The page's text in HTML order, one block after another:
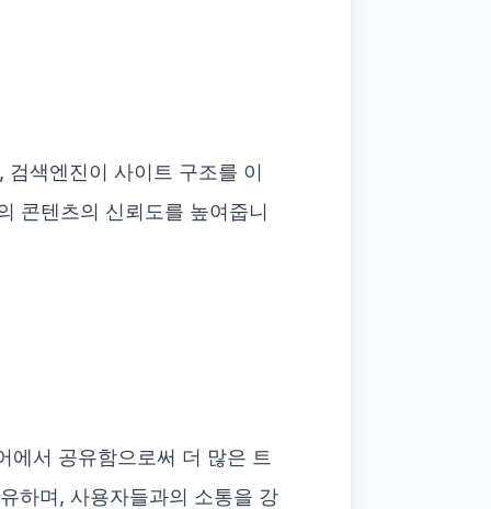
색엔진이 사이트 구조를 이
콘텐츠의 신뢰도를 높여줍니
에서 공유함으로써 더 많은 트
하며, 사용자들과의 소통을 강